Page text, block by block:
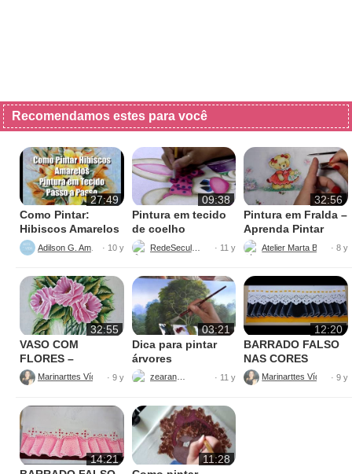
Recomendamos estes para você
27:49
Como Pintar:
Hibiscos Amarelos
· 10 y
09:38
Pintura em tecido
de coelho
RedeSeculo21 · 11 y
32:56
Pintura em Fralda –
Aprenda Pintar
Ursinha
Atelier Marta Beatriz· 8 y
32:55
VASO COM
FLORES –
PINTURAS
· 9 y
03:21
Dica para pintar
árvores
zearantes · 11 y
12:20
BARRADO FALSO
NAS CORES
AMARELO E
PRETO
· 9 y
14:21
11:28